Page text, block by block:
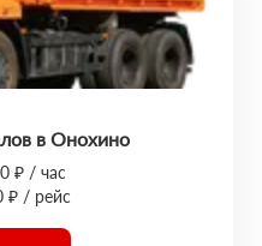
в Онохино
₽ / час
₽ / рейс